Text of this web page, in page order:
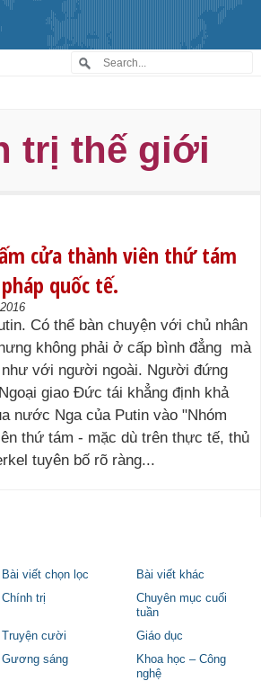
trị thế giới
cửa thành viên thứ tám
quốc tế.
Có thể bàn chuyện với chủ nhân
không phải ở cấp bình đẳng mà
với người ngoài. Người đứng
giao Đức tái khẳng định khả
nước Nga của Putin vào "Nhóm
thứ tám - mặc dù trên thực tế, thủ
tuyên bố rõ ràng...
Bài viết chọn lọc
Bài viết khác
Chính trị
Chuyên mục cuối
tuần
Truyện cười
Giáo dục
Gương sáng
Khoa học – Công
nghệ